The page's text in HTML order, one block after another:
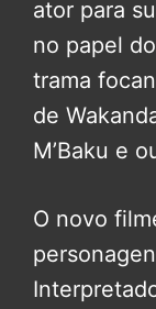
ator para
no papel
trama
de
M’Baku e
O novo